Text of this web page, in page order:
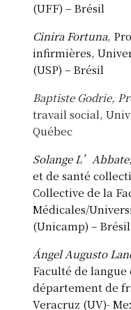
(UFF) – Brésil
Cinira Fortuna,
infirmières,
(USP) – Brésil
Baptiste Godrie,
travail social,
Québec
Solange L’Abbate
et de santé
Collective de la
Médicales/
(Unicamp) – Brésil
Ángel Augusto
Faculté de langue
département de
Veracruz (UV)-